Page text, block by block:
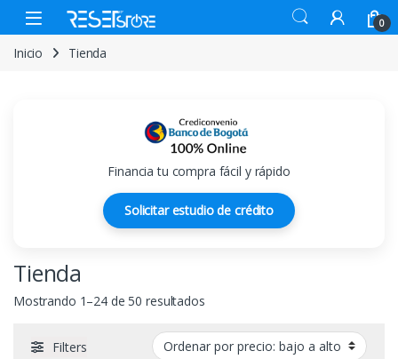
Skip to navigation
Skip to content
Open 0
Inicio Tienda
Financia tu compra fácil y rápido
Solicitar estudio de crédito
Tienda
Mostrando 1–24 de 50 resultadosOrdenado por precio: bajo a alto
Filters